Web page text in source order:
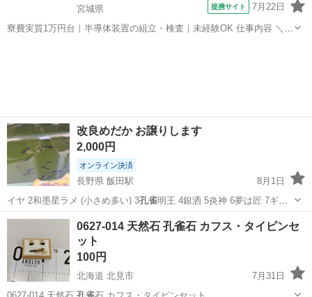
宮城県
提携サイト 7月22日
寮費実質1万円台｜半導体装置の組立・検査｜未経験OK 仕事内容 ＼半
改良めだか お譲りします
2,000円
オンライン決済
長野県 飯田駅
8月1日
イヤ 2和墨星ラメ (小さめ多い) 3孔雀明王 4銀洒 5炎神 6夢は匠 7ギ
ラ…
長野 飯田市 その他
0627-014 天然石 孔雀石 カフス・タイピンセ
ット
100円
北海道 北見市
7月31日